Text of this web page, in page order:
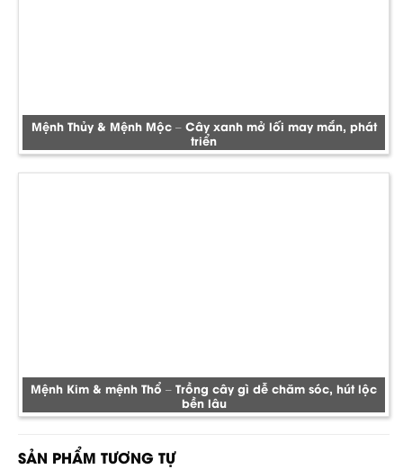
Mệnh Thủy & Mệnh Mộc – Cây xanh mở lối may mắn, phát
triển
Mệnh Kim & mệnh Thổ – Trồng cây gì dễ chăm sóc, hút lộc
bền lâu
SẢN PHẨM TƯƠNG TỰ